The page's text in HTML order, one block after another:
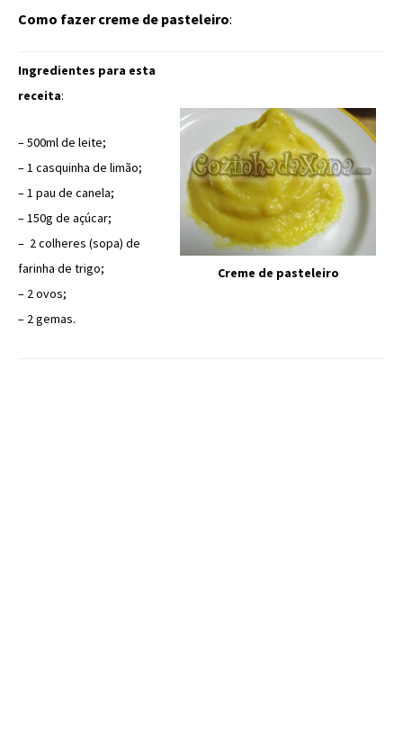
Como fazer creme de pasteleiro:
Ingredientes para esta
receita:
– 500ml de leite;
– 1 casquinha de limão;
– 1 pau de canela;
– 150g de açúcar;
– 2 colheres (sopa) de
farinha de trigo;
– 2 ovos;
– 2 gemas.
Creme de pasteleiro